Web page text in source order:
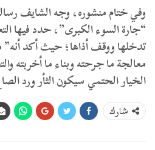
​وفي ختام منشوره، وجه الشايف
“جارة السوء الكبرى”، حدد فيها
تدخلها ووقف أذاها؛ حيث أكد أنه”
معالجة ما جرحته وبناء ما أخربته
الخيار الحتمي سيكون الثأر ورد
شارك